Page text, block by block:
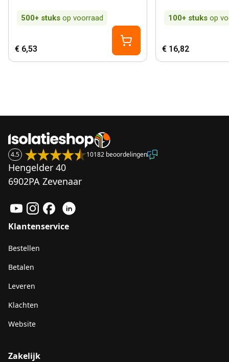
500+ stuks op voorraad
€ 6,53
100+ stuks op
€ 16,82
4.5 10182 beoordelingen
Hengelder 40
6902PA Zevenaar
Klantenservice
Bestellen
Betalen
Leveren
Klachten
Website
Zakelijk